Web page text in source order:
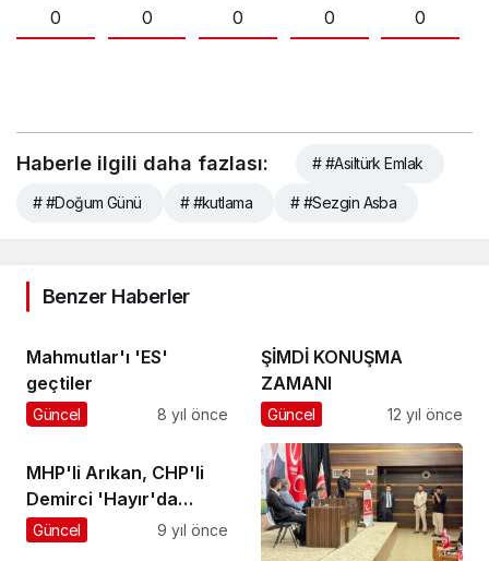
0 0 0 0 0
Haberle ilgili daha fazlası: # #Asiltürk Emlak
# #Doğum Günü # #kutlama # #Sezgin Asba
Benzer Haberler
Mahmutlar'ı 'ES'
geçtiler
Güncel 8 yıl önce
ŞİMDİ KONUŞMA
ZAMANI
Güncel 12 yıl önce
MHP'li Arıkan, CHP'li
Demirci 'Hayır'da
birleşti
Güncel 9 yıl önce